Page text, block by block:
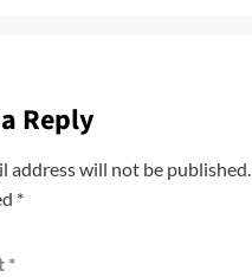
Reply
address will not be published.
*
*